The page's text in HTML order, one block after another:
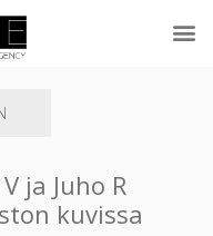
ja Juho R
kuvissa